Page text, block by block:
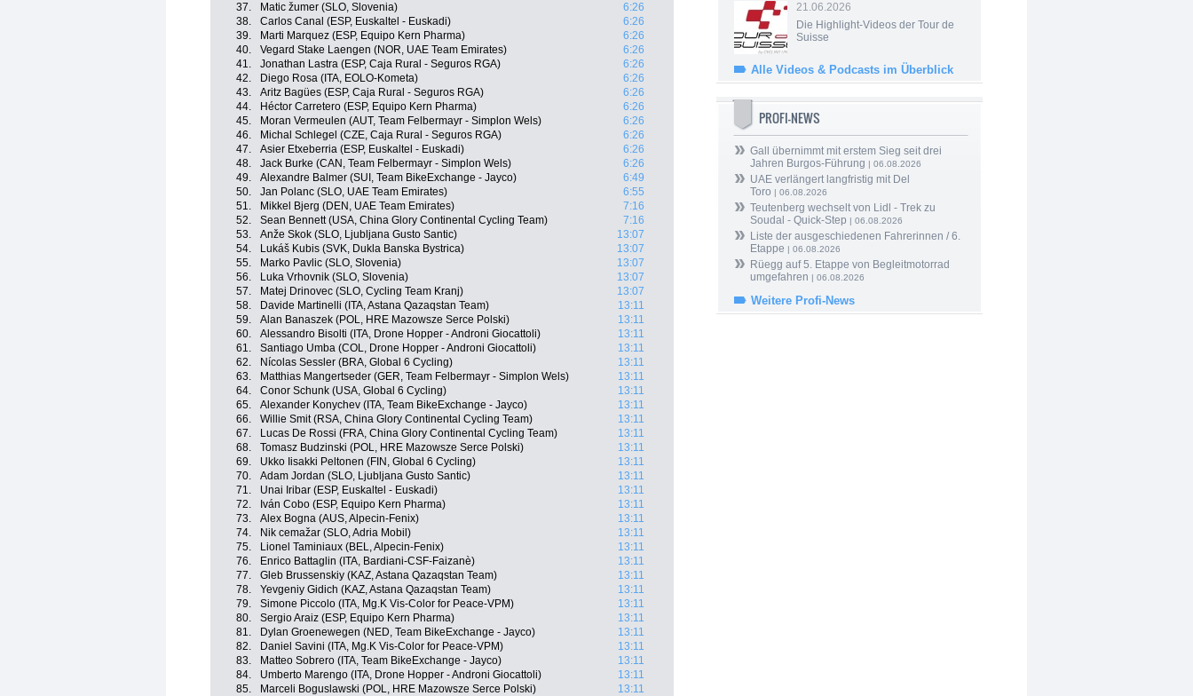
37.
Matic žumer (SLO, Slovenia)
6:26
38.
Carlos Canal (ESP, Euskaltel - Euskadi)
6:26
39.
Marti Marquez (ESP, Equipo Kern Pharma)
6:26
40.
Vegard Stake Laengen (NOR, UAE Team Emirates)
6:26
41.
Jonathan Lastra (ESP, Caja Rural - Seguros RGA)
6:26
42.
Diego Rosa (ITA, EOLO-Kometa)
6:26
43.
Aritz Bagües (ESP, Caja Rural - Seguros RGA)
6:26
44.
Héctor Carretero (ESP, Equipo Kern Pharma)
6:26
45.
Moran Vermeulen (AUT, Team Felbermayr - Simplon Wels)
6:26
46.
Michal Schlegel (CZE, Caja Rural - Seguros RGA)
6:26
47.
Asier Etxeberria (ESP, Euskaltel - Euskadi)
6:26
48.
Jack Burke (CAN, Team Felbermayr - Simplon Wels)
6:26
49.
Alexandre Balmer (SUI, Team BikeExchange - Jayco)
6:49
50.
Jan Polanc (SLO, UAE Team Emirates)
6:55
51.
Mikkel Bjerg (DEN, UAE Team Emirates)
7:16
52.
Sean Bennett (USA, China Glory Continental Cycling Team)
7:16
53.
Anže Skok (SLO, Ljubljana Gusto Santic)
13:07
54.
Lukáš Kubis (SVK, Dukla Banska Bystrica)
13:07
55.
Marko Pavlic (SLO, Slovenia)
13:07
56.
Luka Vrhovnik (SLO, Slovenia)
13:07
57.
Matej Drinovec (SLO, Cycling Team Kranj)
13:07
58.
Davide Martinelli (ITA, Astana Qazaqstan Team)
13:11
59.
Alan Banaszek (POL, HRE Mazowsze Serce Polski)
13:11
60.
Alessandro Bisolti (ITA, Drone Hopper - Androni Giocattoli)
13:11
61.
Santiago Umba (COL, Drone Hopper - Androni Giocattoli)
13:11
62.
Nícolas Sessler (BRA, Global 6 Cycling)
13:11
63.
Matthias Mangertseder (GER, Team Felbermayr - Simplon Wels)
13:11
64.
Conor Schunk (USA, Global 6 Cycling)
13:11
65.
Alexander Konychev (ITA, Team BikeExchange - Jayco)
13:11
66.
Willie Smit (RSA, China Glory Continental Cycling Team)
13:11
67.
Lucas De Rossi (FRA, China Glory Continental Cycling Team)
13:11
68.
Tomasz Budzinski (POL, HRE Mazowsze Serce Polski)
13:11
69.
Ukko Iisakki Peltonen (FIN, Global 6 Cycling)
13:11
70.
Adam Jordan (SLO, Ljubljana Gusto Santic)
13:11
71.
Unai Iribar (ESP, Euskaltel - Euskadi)
13:11
72.
Iván Cobo (ESP, Equipo Kern Pharma)
13:11
73.
Alex Bogna (AUS, Alpecin-Fenix)
13:11
74.
Nik cemažar (SLO, Adria Mobil)
13:11
75.
Lionel Taminiaux (BEL, Alpecin-Fenix)
13:11
76.
Enrico Battaglin (ITA, Bardiani-CSF-Faizanè)
13:11
77.
Gleb Brussenskiy (KAZ, Astana Qazaqstan Team)
13:11
78.
Yevgeniy Gidich (KAZ, Astana Qazaqstan Team)
13:11
79.
Simone Piccolo (ITA, Mg.K Vis-Color for Peace-VPM)
13:11
80.
Sergio Araiz (ESP, Equipo Kern Pharma)
13:11
81.
Dylan Groenewegen (NED, Team BikeExchange - Jayco)
13:11
82.
Daniel Savini (ITA, Mg.K Vis-Color for Peace-VPM)
13:11
83.
Matteo Sobrero (ITA, Team BikeExchange - Jayco)
13:11
84.
Umberto Marengo (ITA, Drone Hopper - Androni Giocattoli)
13:11
85.
Marceli Boguslawski (POL, HRE Mazowsze Serce Polski)
13:11
21.06.2026
Die Highlight-Videos der Tour de
Suisse
Alle Videos & Podcasts im Überblick
PROFI-NEWS
Gall übernimmt mit erstem Sieg seit drei
Jahren Burgos-Führung | 06.08.2026
UAE verlängert langfristig mit Del
Toro | 06.08.2026
Teutenberg wechselt von Lidl - Trek zu
Soudal - Quick-Step | 06.08.2026
Liste der ausgeschiedenen Fahrerinnen / 6.
Etappe | 06.08.2026
Rüegg auf 5. Etappe von Begleitmotorrad
umgefahren | 06.08.2026
Weitere Profi-News